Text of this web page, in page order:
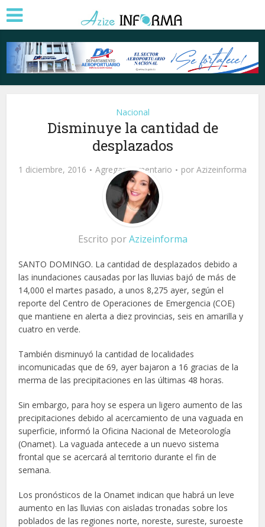
Nacional
Disminuye la cantidad de
desplazados
1 diciembre, 2016 Agregar comentario por Azizeinforma
Escrito porAzizeinforma
SANTO DOMINGO. La cantidad de desplazados debido a
las inundaciones causadas por las lluvias bajó de más de
14,000 el martes pasado, a unos 8,275 ayer, según el
reporte del Centro de Operaciones de Emergencia (COE)
que mantiene en alerta a diez provincias, seis en amarilla y
cuatro en verde.
También disminuyó la cantidad de localidades
incomunicadas que de 69, ayer bajaron a 16 gracias de la
merma de las precipitaciones en las últimas 48 horas.
Sin embargo, para hoy se espera un ligero aumento de las
precipitaciones debido al acercamiento de una vaguada en
superficie, informó la Oficina Nacional de Meteorología
(Onamet). La vaguada antecede a un nuevo sistema
frontal que se acercará al territorio durante el fin de
semana.
Los pronósticos de la Onamet indican que habrá un leve
aumento en las lluvias con aisladas tronadas sobre los
poblados de las regiones norte, noreste, sureste, suroeste